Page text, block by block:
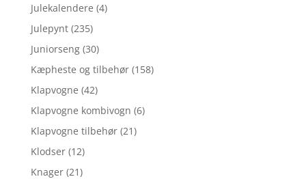
Julekalendere (4)
Julepynt (235)
Juniorseng (30)
Kæpheste og tilbehør (158)
Klapvogne (42)
Klapvogne kombivogn (6)
Klapvogne tilbehør (21)
Klodser (12)
Knager (21)